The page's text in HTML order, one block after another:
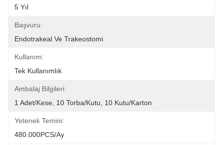
5 Yıl
Başvuru:
Endotrakeal Ve Trakeostomi
Kullanım:
Tek Kullanımlık
Ambalaj Bilgileri:
1 Adet/kese, 10 Torba/kutu, 10 Kutu/karton
Yetenek Temini:
480.000PCS/Ay